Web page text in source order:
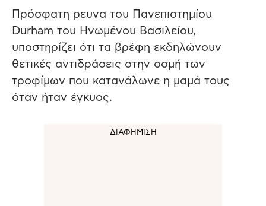
Πρόσφατη ρευνα του Πανεπιστημίου
Durham του Ηνωμένου Βασιλείου,
υποστηρίζει ότι τα βρέφη εκδηλώνουν
θετικές αντιδράσεις στην οσμή των
τροφίμων που κατανάλωνε η μαμά τους
όταν ήταν έγκυος.